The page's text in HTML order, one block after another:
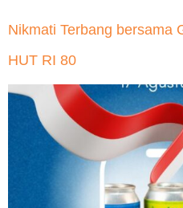
Nikmati Terbang bersama
HUT RI 80